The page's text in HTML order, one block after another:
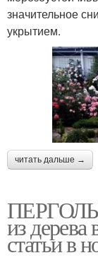
значительное
укрытием.
читать дальше →
из
статьи в